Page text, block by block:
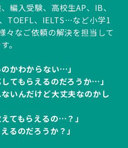
編入受験、高校生AP、IB、
TOEFL、IELTS…など小学1
々なご依頼の解決を担当して
。
かわからない…」
てもらえるのだろうか…」
ないんだけど大丈夫なのかし
てもらえるの…？」
るのだろうか？」